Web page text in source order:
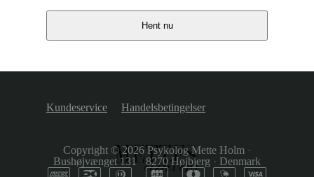
Hent nu
Kundeservice Handelsbetingelser
Copyright © 2026Psykolog Mette Holm ·
Bushøjvænget 131 ·8270 Højbjerg · Denmark